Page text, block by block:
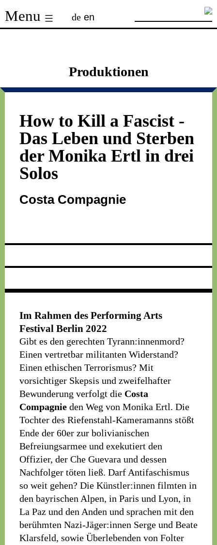
toMenu de en
Produktionen
How to Kill a Fascist -
Das Leben und Sterben
der Monika Ertl in drei
Solos
Costa Compagnie
Im Rahmen des Performing Arts
Festival Berlin 2022
Gibt es den gerechten Tyrann:innenmord?
Einen vertretbar militanten Widerstand?
Einen ethischen Terrorismus? Mit
vorsichtiger Skepsis und zweifelhafter
Bewunderung verfolgt die Costa
Compagnie den Weg von Monika Ertl. Die
Tochter des Riefenstahl-Kameramanns stößt
Ende der 60er zur bolivianischen
Befreiungsarmee und exekutiert den
Offizier, der Che Guevara und dessen
Nachfolger töten ließ. Darf Antifaschismus
so weit gehen? Die Künstler:innen filmten in
den bayrischen Alpen, in Paris und Lyon, in
La Paz und den Anden und sprachen mit den
berühmten Nazi-Jäger:innen Serge und Beate
Klarsfeld, sowie Überlebenden von Folter